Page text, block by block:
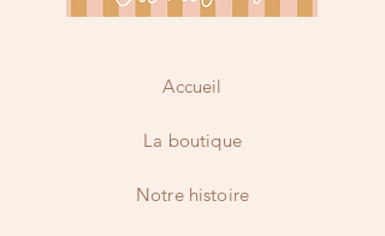
Accueil
La boutique
Notre histoire